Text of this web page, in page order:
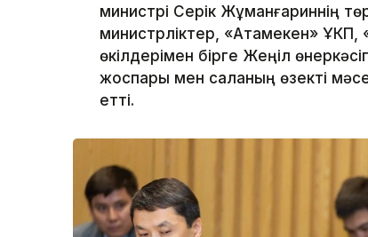
министрі Серік Жұманғариннің
министрліктер, «Атамекен»
өкілдерімен бірге Жеңіл
жоспары мен саланың өзекті
етті.